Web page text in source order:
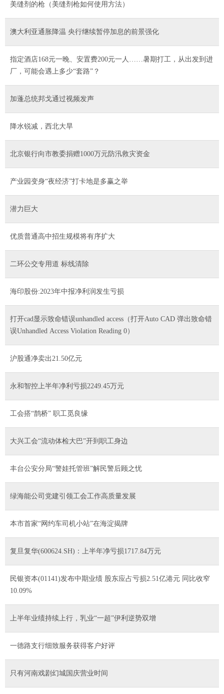
美缝剂的枪（美缝剂枪如何使用方法）
澳大利亚通胀降温 央行继续暂停加息的前景强化
指定酒店168元一晚、安置费200元一人……暑期打工，从出发到进
厂，可能会遇上多少“套路”？
加蓬总统邦戈通过视频发声
降水锐减，西北大旱
北京银行向市教委捐赠1000万元防汛救灾资金
产业园变身“夜经济”打卡地是多赢之举
潜力巨大
优质普通高中招生规模将有序扩大
二环公交专用道 标线清除
海印股份:2023年中报净利润发生亏损
打开cad显示致命错误unhandled access（打开Auto CAD 弹出致命错
误Unhandled Access Violation Reading 0）
沪股通净卖出21.50亿元
永和智控上半年净利亏损2249.45万元
工会搭“鹊桥” 职工觅良缘
大兴工会“流动体检大巴”开到职工身边
丰台公安分局“警娃托管班”解民警后顾之忧
绿海能公司党建引领工会工作高质量发展
本市首家“网约车司机小站”在海淀揭牌
复旦复华(600624.SH)：上半年净亏损1717.84万元
民银资本(01141)发布中期业绩 股东应占亏损2.51亿港元 同比收窄
10.09%
上半年业绩持续上行，乳业“一超”伊利逆势双增
一德路支行细致服务获得客户好评
只有河南戏剧幻城国庆营业时间